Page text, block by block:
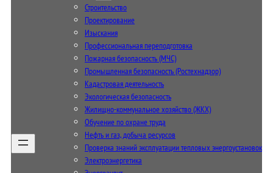
Строительство
Проектирование
Изыскания
Профессиональная переподготовка
Пожарная безопасность (МЧС)
Промышленная безопасность (Ростехнадзор)
Кадастровая деятельность
Экологическая безопасность
Жилищно-коммунальное хозяйство (ЖКХ)
Обучение по охране труда
Нефть и газ, добыча ресурсов
Проверка знаний эксплуатации тепловых энергоустановок
Электроэнергетика